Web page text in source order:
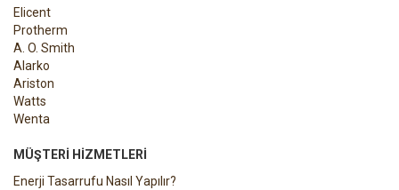
Elicent
Protherm
A. O. Smith
Alarko
Ariston
Watts
Wenta
MÜŞTERI HIZMETLERI
Enerji Tasarrufu Nasıl Yapılır?